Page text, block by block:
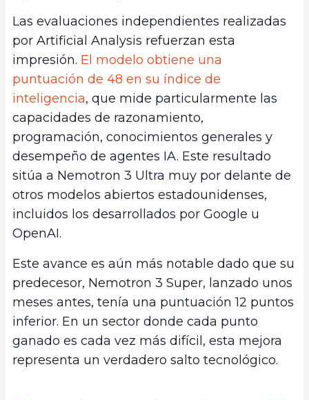
Las evaluaciones independientes realizadas
por Artificial Analysis refuerzan esta
impresión. El modelo obtiene una
puntuación de 48 en su índice de
inteligencia, que mide particularmente las
capacidades de razonamiento,
programación, conocimientos generales y
desempeño de agentes IA. Este resultado
sitúa a Nemotron 3 Ultra muy por delante de
otros modelos abiertos estadounidenses,
incluidos los desarrollados por Google u
OpenAI.
Este avance es aún más notable dado que su
predecesor, Nemotron 3 Super, lanzado unos
meses antes, tenía una puntuación 12 puntos
inferior. En un sector donde cada punto
ganado es cada vez más difícil, esta mejora
representa un verdadero salto tecnológico.